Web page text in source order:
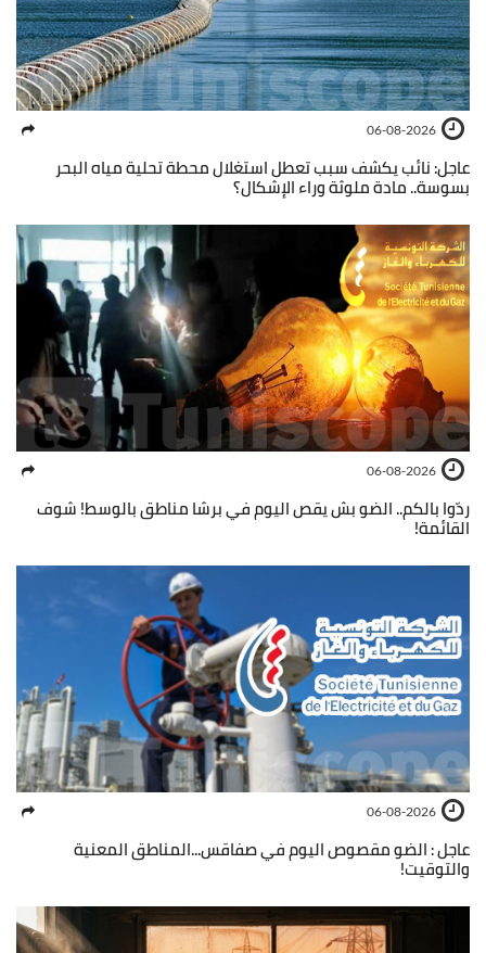
06-08-2026
عاجل: نائب يكشف سبب تعطل استغلال محطة تحلية مياه البحر
بسوسة.. مادة ملوثة وراء الإشكال؟
06-08-2026
ردّوا بالكم.. الضو بش يقص اليوم في برشا مناطق بالوسط! شوف
القائمة!
06-08-2026
عاجل : الضو مقصوص اليوم في صفاقس...المناطق المعنية
والتوقيت!